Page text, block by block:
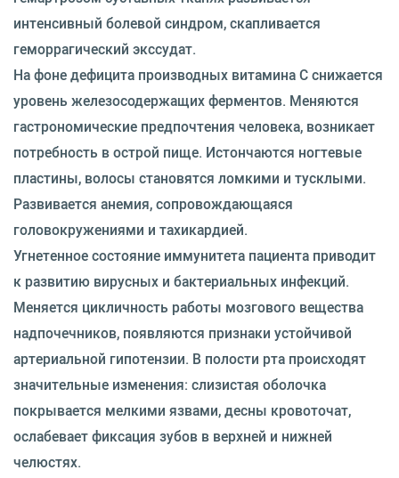
интенсивный болевой синдром, скапливается
геморрагический экссудат.
На фоне дефицита производных витамина C снижается
уровень железосодержащих ферментов. Меняются
гастрономические предпочтения человека, возникает
потребность в острой пище. Истончаются ногтевые
пластины, волосы становятся ломкими и тусклыми.
Развивается анемия, сопровождающаяся
головокружениями и тахикардией.
Угнетенное состояние иммунитета пациента приводит
к развитию вирусных и бактериальных инфекций.
Меняется цикличность работы мозгового вещества
надпочечников, появляются признаки устойчивой
артериальной гипотензии. В полости рта происходят
значительные изменения: слизистая оболочка
покрывается мелкими язвами, десны кровоточат,
ослабевает фиксация зубов в верхней и нижней
челюстях.